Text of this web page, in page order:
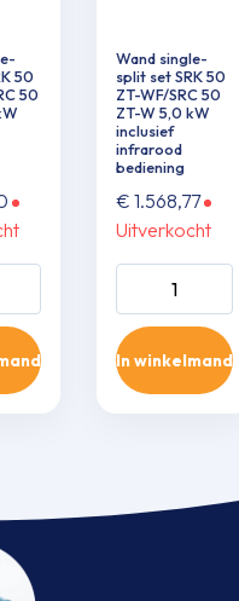
50
50
50 ZT-
Wand single-
split set SRK 50
ZT-WF/SRC 50
ZT-W 5,0 kW
inclusief
infrarood
bediening
€ 1.568,77
Uitverkocht
WF/SRC 50
5,0 kW
infrarood
In winkelmand